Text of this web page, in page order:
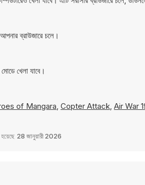
ব্রাউজারে চলে।
খেলা যাবে।
of Mangara, Copter Attack, Air War
28 জানুয়ারী 2026